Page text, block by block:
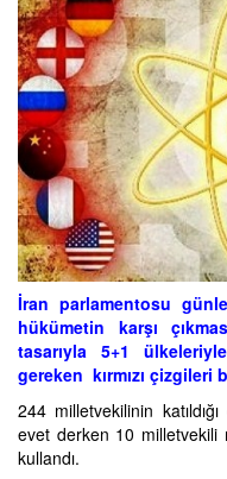
İran parlamentosu
hükümetin karşı
tasarıyla 5+1
gereken kırmızı çizgileri
244 milletvekilinin
evet derken 10 milletvekili
kullandı.